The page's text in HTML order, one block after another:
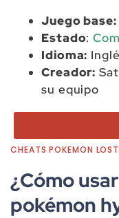
Juego base:
Estado:
Idioma:
Creador:
su equipo
CHEATS POKEMON
¿Cómo
pokémon